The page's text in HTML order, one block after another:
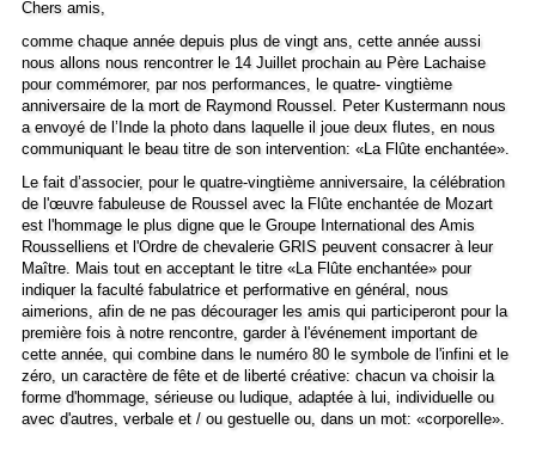
Chers amis,
comme chaque année depuis plus de vingt ans, cette année aussi
nous allons nous rencontrer le 14 Juillet prochain au Père Lachaise
pour commémorer, par nos performances, le quatre- vingtième
anniversaire de la mort de Raymond Roussel. Peter Kustermann nous
a envoyé de l’Inde la photo dans laquelle il joue deux flutes, en nous
communiquant le beau titre de son intervention: «La Flûte enchantée».
Le fait d’associer, pour le quatre-vingtième anniversaire, la célébration
de l'œuvre fabuleuse de Roussel avec la Flûte enchantée de Mozart
est l'hommage le plus digne que le Groupe International des Amis
Rousselliens et l'Ordre de chevalerie GRIS peuvent consacrer à leur
Maître. Mais tout en acceptant le titre «La Flûte enchantée» pour
indiquer la faculté fabulatrice et performative en général, nous
aimerions, afin de ne pas décourager les amis qui participeront pour la
première fois à notre rencontre, garder à l'événement important de
cette année, qui combine dans le numéro 80 le symbole de l'infini et le
zéro, un caractère de fête et de liberté créative: chacun va choisir la
forme d'hommage, sérieuse ou ludique, adaptée à lui, individuelle ou
avec d'autres, verbale et / ou gestuelle ou, dans un mot: «corporelle».